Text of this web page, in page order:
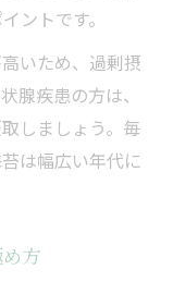
ントです。
いため、過剰摂
腺疾患の方は、
しましょう。毎
は幅広い年代に
方